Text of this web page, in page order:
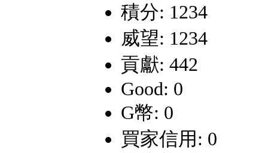
積分: 1234
威望: 1234
貢獻: 442
Good: 0
G幣: 0
買家信用: 0